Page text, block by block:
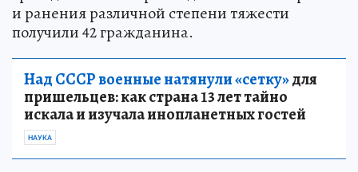
и ранения различной степени тяжести
получили 42 гражданина.
Над СССР военные натянули «сетку»для
пришельцев: как страна 13 лет тайно
искала и изучала инопланетных гостей
НАУКА